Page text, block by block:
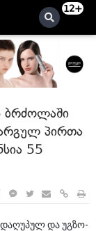
12+
ბრძოლაში
პირთა
55
და უგზო-